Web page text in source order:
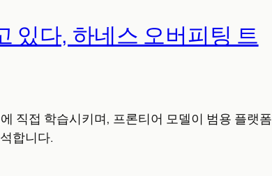
있다, 하네스 오버피팅 트
직접 학습시키며, 프론티어 모델이 범용 플랫폼
합니다.